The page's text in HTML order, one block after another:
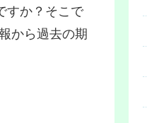
すか？そこで
から過去の期